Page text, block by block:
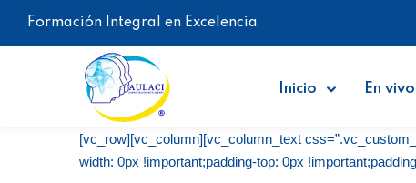
Formación Integral en Excelencia
Inicio En vivo
[vc_row][vc_column][vc_column_text
width: 0px !important;padding-top: 0px